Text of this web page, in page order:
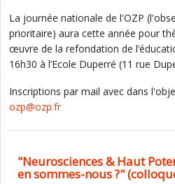
La journée nationale de l'OZP
prioritaire) aura cette année pour
œuvre de la refondation de
16h30 à l’Ecole Duperré (11 rue
Inscriptions par mail avec dans
ozp@ozp.fr
"Neurosciences & Haut
en sommes-nous ?"